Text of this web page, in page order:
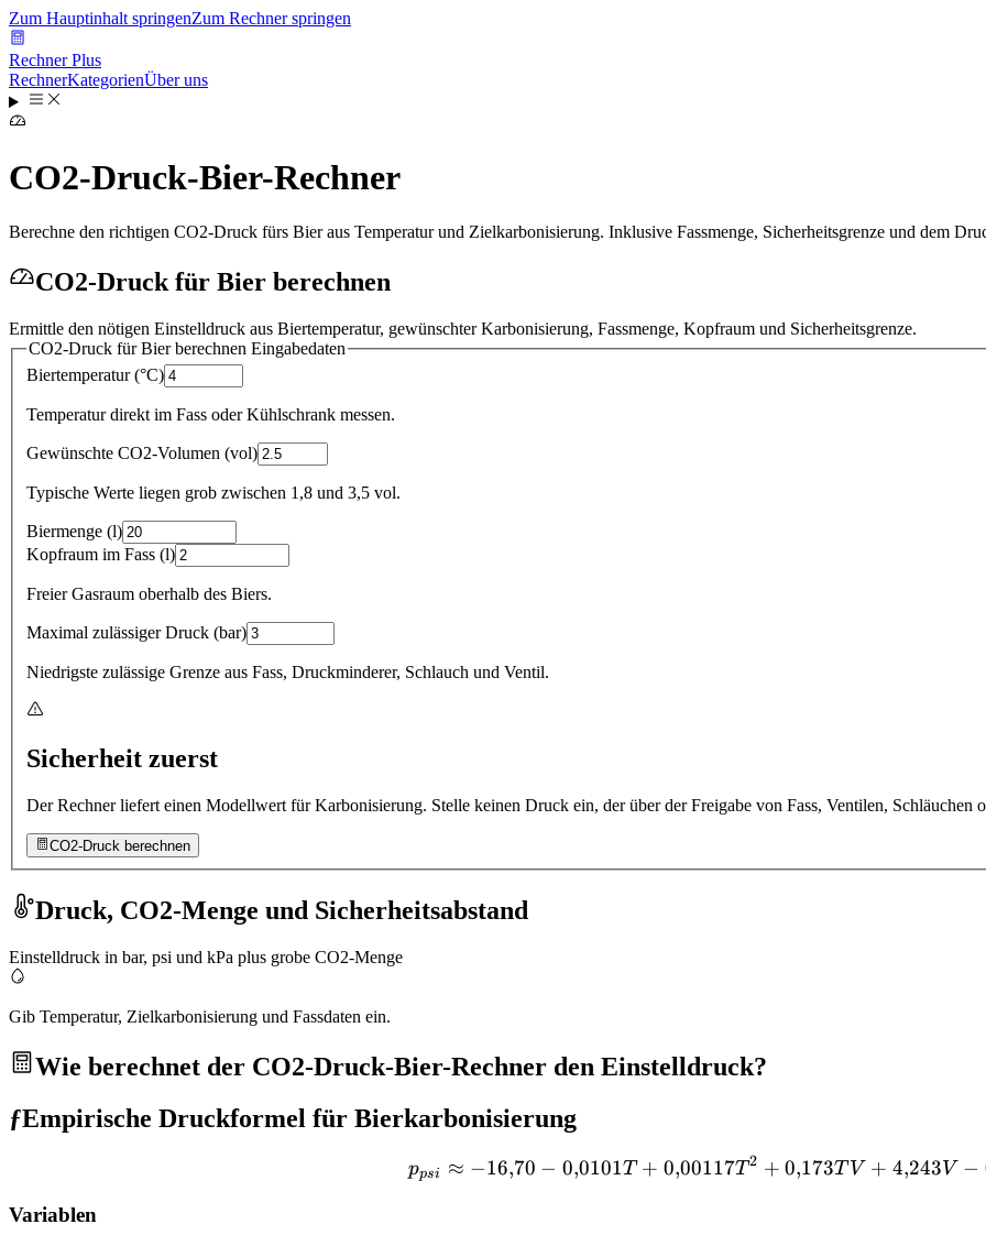
Zum Hauptinhalt springenZum Rechner springen
Rechner Plus
RechnerKategorienÜber uns
CO2-Druck-Bier-Rechner
Berechne den richtigen CO2-Druck fürs Bier aus Temperatur und Zielkarbonisierung. Inklusive Fassmenge, Sicherheitsgrenze und dem
CO2-Druck für Bier berechnen
Ermittle den nötigen Einstelldruck aus Biertemperatur, gewünschter Karbonisierung, Fassmenge, Kopfraum und Sicherheitsgrenze.
CO2-Druck für Bier berechnen Eingabedaten
Biertemperatur (°C)
Temperatur direkt im Fass oder Kühlschrank messen.
Gewünschte CO2-Volumen (vol)
Typische Werte liegen grob zwischen 1,8 und 3,5 vol.
Biermenge (l)
Kopfraum im Fass (l)
Freier Gasraum oberhalb des Biers.
Maximal zulässiger Druck (bar)
Niedrigste zulässige Grenze aus Fass, Druckminderer, Schlauch und Ventil.
Sicherheit zuerst
Der Rechner liefert einen Modellwert für Karbonisierung. Stelle keinen Druck ein, der über der Freigabe von Fass, Ventilen, Schläuchen
CO2-Druck berechnen
Druck, CO2-Menge und Sicherheitsabstand
Einstelldruck in bar, psi und kPa plus grobe CO2-Menge
Gib Temperatur, Zielkarbonisierung und Fassdaten ein.
Wie berechnet der CO2-Druck-Bier-Rechner den Einstelldruck?
ƒEmpirische Druckformel für Bierkarbonisierung
p_{psi} \approx -16{,}70
ppsi ≈ −16,70 − 0,0101T + 0,00117T 2 + 0,173TV + 4,243V −
Variablen